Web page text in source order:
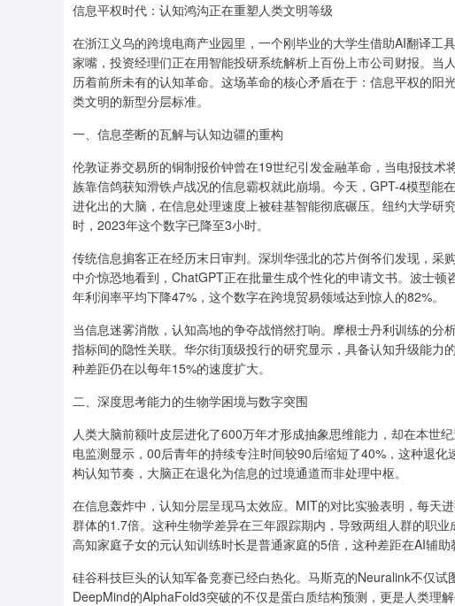
信息平权时代：认知鸿沟正在重塑人类文明等级
在浙江义乌的跨境电商产业园里，一个刚毕业的大学生借助AI翻译工
家嘴，投资经理们正在用智能投研系统解析上百份上市公司财报。当
历着前所未有的认知革命。这场革命的核心矛盾在于：信息平权的阳
类文明的新型分层标准。
一、信息垄断的瓦解与认知边疆的重构
伦敦证券交易所的铜制报价钟曾在19世纪引发金融革命，当电报技
族靠信鸽获知滑铁卢战况的信息霸权就此崩塌。今天，GPT-4模型能
进化出的大脑，在信息处理速度上被硅基智能彻底碾压。纽约大学
时，2023年这个数字已降至3小时。
传统信息掮客正在经历末日审判。深圳华强北的芯片倒爷们发现，采
中介惊恐地看到，ChatGPT正在批量生成个性化的申请文书。波士
年利润率平均下降47%，这个数字在跨境贸易领域达到惊人的82%。
当信息迷雾消散，认知高地的争夺战悄然打响。摩根士丹利训练的
指标间的隐性关联。华尔街顶级投行的研究显示，具备认知升级能
种差距仍在以每年15%的速度扩大。
二、深度思考能力的生物学困境与数字突围
人类大脑前额叶皮层进化了600万年才形成抽象思维能力，却在本世
电监测显示，00后青年的持续专注时间较90后缩短了40%，这种退
构认知节奏，大脑正在退化为信息的过境通道而非处理中枢。
在信息轰炸中，认知分层呈现马太效应。MIT的对比实验表明，每天
群体的1.7倍。这种生物学差异在三年跟踪期内，导致两组人群的职
高知家庭子女的元认知训练时长是普通家庭的5倍，这种差距在AI辅助
硅谷科技巨头的认知军备竞赛已经白热化。马斯克的Neuralink不仅
DeepMind的AlphaFold3突破的不仅是蛋白质结构预测，更是人类理